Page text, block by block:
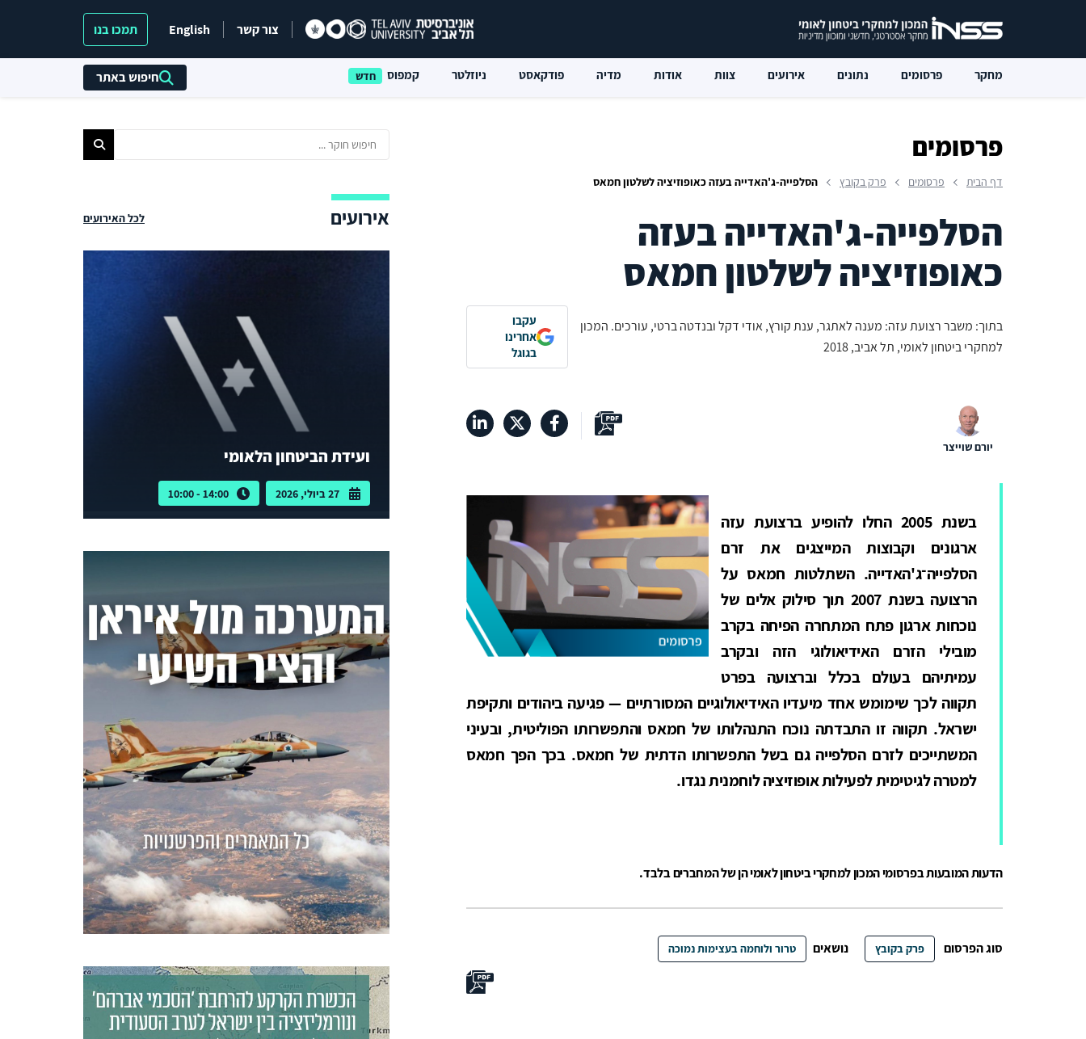
צור קשר English תמכו בנו
מחקר פרסומים נתונים אירועים צוות אודות מדיה פודקאסט ניוזלטר קמפוס חיפוש באתר
פרסומים
דף הבית פרסומים פרק בקובץ הסלפייה-ג'האדייה בעזה כאופוזיציה לשלטון חמאס
הסלפייה-ג'האדייה בעזה
כאופוזיציה לשלטון חמאס
בתוך: משבר רצועת עזה: מענה לאתגר, ענת קורץ, אודי דקל ובנדטה ברטי, עורכים. המכון
למחקרי ביטחון לאומי, תל אביב, 2018
עקבו
אחרינו
בגוגל
יורם שוייצר
בשנת 2005 החלו להופיע ברצועת עזה
ארגונים וקבוצות המייצגים את זרם
הסלפייה־ג'האדייה. השתלטות חמאס על
הרצועה בשנת 2007 תוך סילוק אלים של
נוכחות ארגון פתח המתחרה הפיחה בקרב
מובילי הזרם האידיאולוגי הזה ובקרב
עמיתיהם בעולם בכלל וברצועה בפרט
תקווה לכך שימומש אחד מיעדיו האידיאולוגיים המסורתיים — פגיעה ביהודים ותקיפת
ישראל. תקווה זו התבדתה נוכח התנהלותו של חמאס והתפשרותו הפוליטית, ובעיני
המשתייכים לזרם הסלפייה גם בשל התפשרותו הדתית של חמאס. בכך הפך חמאס
למטרה לגיטימית לפעילות אופוזיציה לוחמנית נגדו.
הדעות המובעות בפרסומי המכון למחקרי ביטחון לאומי הן של המחברים בלבד.
סוג הפרסום פרק בקובץ נושאים טרור ולוחמה בעצימות נמוכה
אירועים לכל האירועים
ועידת הביטחון הלאומי
27 ביולי, 2026 14:00 - 10:00